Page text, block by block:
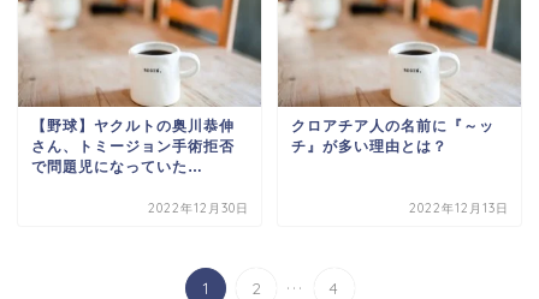
【野球】ヤクルトの奥川恭伸
さん、トミージョン手術拒否
で問題児になっていた…
2022年12月30日
クロアチア人の名前に『～ッ
チ』が多い理由とは？
2022年12月13日
1 2 ... 4